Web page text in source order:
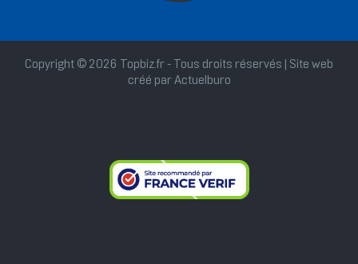
Copyright © 2026 Topbiz.fr - Tous droits réservés | Site web
créé par Actuelburo